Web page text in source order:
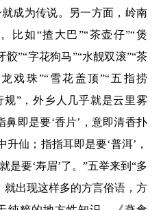
成为传说。另一方面，岭南
比如“揸大巴”“茶壶仔”“煲
骹”“字花狗马”“水靓双滚”“茶
戏珠”“雪花盖顶”“五指捞
规”，外乡人几乎就是云里雾
即是要‘香片’，意即清香扑
升仙；指指耳即是要‘普洱’，
是要‘寿眉’了。”五举来到“多
就出现这样多的方言俗语，方